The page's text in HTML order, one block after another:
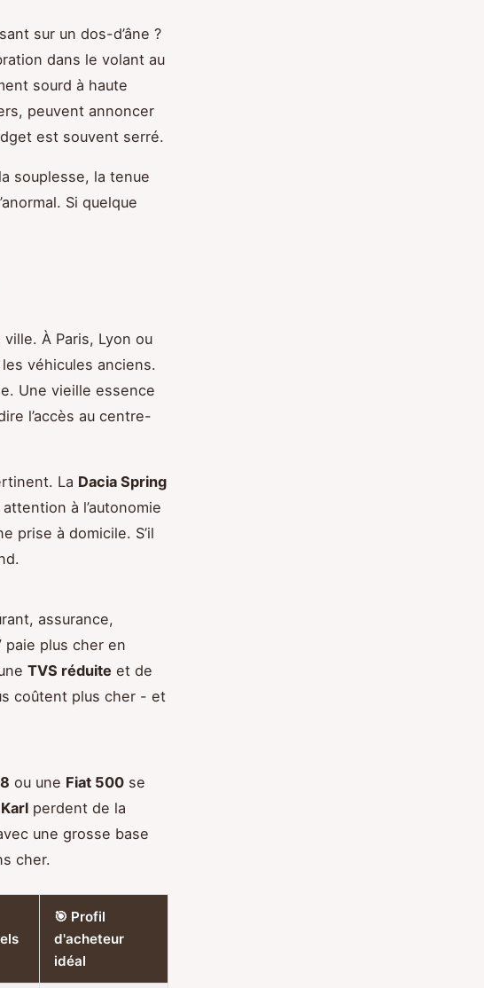
sur un dos-d’âne ?
dans le volant au
sourd à haute
peuvent annoncer
est souvent serré.
souplesse, la tenue
Si quelque
À Paris, Lyon ou
véhicules anciens.
Une vieille essence
l’accès au centre-
La Dacia Spring
à l’autonomie
prise à domicile. S’il
assurance,
plus cher en
TVS réduite et de
coûtent plus cher - et
ou une Fiat 500 se
perdent de la
une grosse base
cher.
🎯 Profil
d'acheteur
idéal